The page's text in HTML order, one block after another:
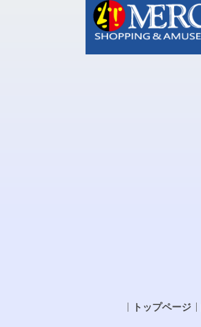
トップページ